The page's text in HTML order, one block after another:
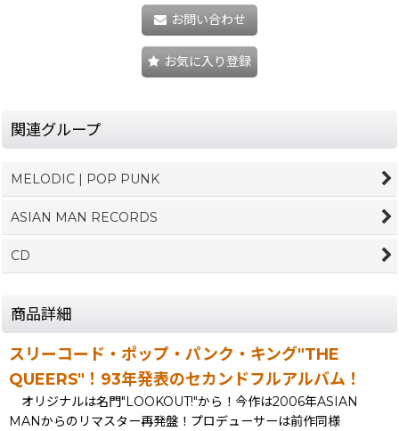
お問い合わせ
お気に入り登録
関連グループ
MELODIC | POP PUNK
ASIAN MAN RECORDS
CD
商品詳細
スリーコード・ポップ・パンク・キング"THE
QUEERS"！93年発表のセカンドフルアルバム！
オリジナルは名門"LOOKOUT!"から！今作は2006年ASIAN
MANからのリマスター再発盤！プロデューサーは前作同様